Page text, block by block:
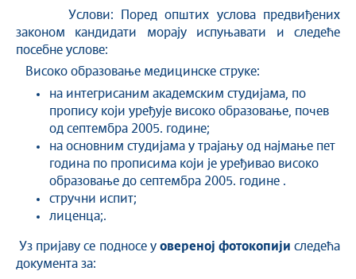
Услови: Поред општих услова предвиђених
законом кандидати морају испуњавати и следеће
посебне услове:
Високо образовање медицинске струке:
на интегрисаним академским студијама, по
пропису који уређује високо образовање, почев
од септембра 2005. године;
на основним студијама у трајању од најмање пет
година по прописима који је уређивао високо
образовање до септембра 2005. године .
стручни испит;
лиценца;.
Уз пријаву се подносе у овереној фотокопији следећа
документа за: